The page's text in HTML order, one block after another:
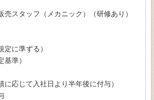
売スタッフ（メカニック）（研修あり）
に準ずる）
準）
に応じて入社日より半年後に付与）